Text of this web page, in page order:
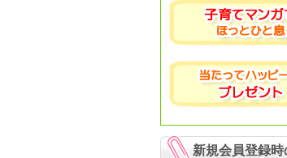
新規会員登録